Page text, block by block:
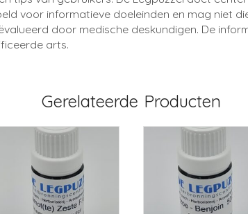
voor informatieve doeleinden en mag niet
door medische deskundigen. De
arts.
Gerelateerde Producten